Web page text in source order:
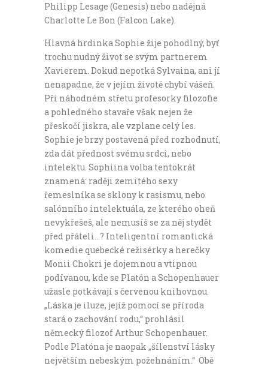
Philipp Lesage (Genesis) nebo nadějná
Charlotte Le Bon (Falcon Lake).
Hlavná hrdinka Sophie žije pohodlný, byť
trochu nudný život se svým partnerem
Xavierem. Dokud nepotká Sylvaina, ani jí
nenapadne, že v jejím životě chybí vášeň.
Při náhodném střetu profesorky filozofie
a pohledného stavaře však nejen že
přeskočí jiskra, ale vzplane celý les.
Sophie je brzy postavená před rozhodnutí,
zda dát přednost svému srdci, nebo
intelektu. Sophiina volba tentokrát
znamená: raději zemitého sexy
řemeslníka se sklony k rasismu, nebo
salónního intelektuála, ze kterého oheň
nevykřešeš, ale nemusíš se za něj stydět
před přáteli…? Inteligentní romantická
komedie quebecké režisérky a herečky
Monii Chokri je dojemnou a vtipnou
podívanou, kde se Platón a Schopenhauer
užasle potkávají s červenou knihovnou.
„Láska je iluze, jejíž pomocí se příroda
stará o zachování rodu,“ prohlásil
německý filozof Arthur Schopenhauer.
Podle Platóna je naopak „šílenství lásky
největším nebeským požehnáním.“ Obě